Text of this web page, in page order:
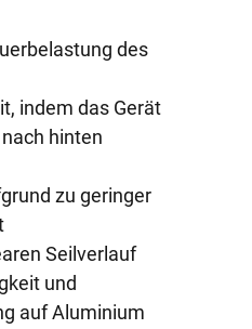
des
indem das Gerät
hinten
zu geringer
Seilverlauf
und
auf Aluminium